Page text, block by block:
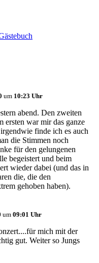
um 10:23 Uhr
abend. Den zweiten
ersten war mir das ganze
finde ich es auch
die Stimmen noch
für den gelungenen
begeistert und beim
wieder dabei (und das in
die, die den
gehoben haben).
um 09:01 Uhr
mich mit der
gut. Weiter so Jungs